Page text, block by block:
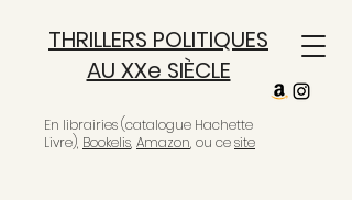
THRILLERS POLITIQUES
AU XXe SIÈCLE
En librairies (catalogue Hachette
Livre), Bookelis, Amazon, ou cesite